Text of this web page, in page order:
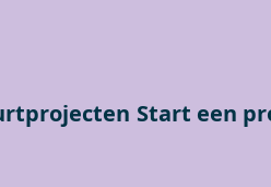
Start een